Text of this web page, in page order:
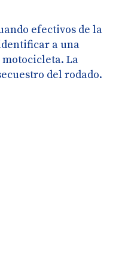
efectivos de la
a una
La
del rodado.